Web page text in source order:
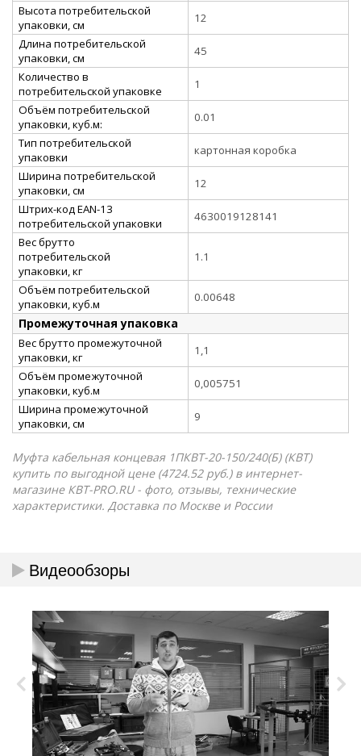
Высота потребительской
упаковки, см
12
Длина потребительской
упаковки, см
45
Количество в
потребительской упаковке
1
Объём потребительской
упаковки, куб.м:
0.01
Тип потребительской
упаковки
картонная коробка
Ширина потребительской
упаковки, см
12
Штрих-код EAN-13
потребительской упаковки
4630019128141
Вес брутто
потребительской
упаковки, кг
1.1
Объём потребительской
упаковки, куб.м
0.00648
Промежуточная упаковка
Вес брутто промежуточной
упаковки, кг
1,1
Объём промежуточной
упаковки, куб.м
0,005751
Ширина промежуточной
упаковки, см
9
Муфта кабельная концевая 1ПКВТ-20-150/240(Б) (КВТ)
купить по выгодной цене (4724.52 руб.) в интернет-
магазине КВТ-PRO.RU - фото, отзывы, технические
характеристики. Доставка по Москве и России
Видеообзоры